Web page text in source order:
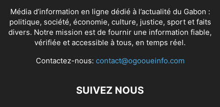
Média d’information en ligne dédié à l’actualité du Gabon :
politique, société, économie, culture, justice, sport et faits
divers. Notre mission est de fournir une information fiable,
vérifiée et accessible à tous, en temps réel.
Contactez-nous: contact@ogooueinfo.com
SUIVEZ NOUS